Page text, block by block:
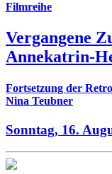
Filmreihe
Vergangene
Annekatrin-
Fortsetzung der
Nina Teubner
Sonntag, 16.